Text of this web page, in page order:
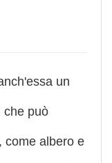
un
che può
come albero e